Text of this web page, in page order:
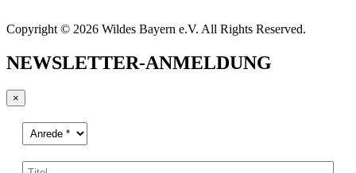
Copyright © 2026 Wildes Bayern e.V. All Rights Reserved.
NEWSLETTER-ANMELDUNG
×